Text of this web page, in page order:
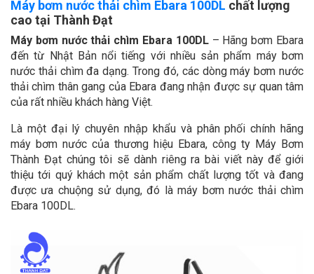
Máy bơm nước thải chìm Ebara 100DL chất lượng
cao tại Thành Đạt
Máy bơm nước thải chìm Ebara 100DL– Hãng bơm Ebara
đến từ Nhật Bản nổi tiếng với nhiều sản phẩm máy bơm
nước thải chìm đa dạng. Trong đó, các dòng máy bơm nước
thải chìm thân gang của Ebara đang nhận được sự quan tâm
của rất nhiều khách hàng Việt.
Là một đại lý chuyên nhập khẩu và phân phối chính hãng
máy bơm nước của thương hiệu Ebara, công ty Máy Bơm
Thành Đạt chúng tôi sẽ dành riêng ra bài viết này để giới
thiệu tới quý khách một sản phẩm chất lượng tốt và đang
được ưa chuộng sử dụng, đó là máy bơm nước thải chìm
Ebara 100DL.